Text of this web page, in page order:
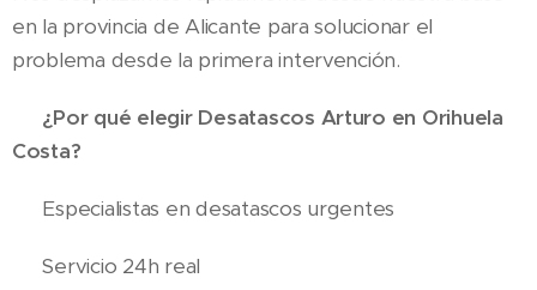
en la provincia de Alicante para solucionar el
problema desde la primera intervención.
⭐ ¿Por qué elegir Desatascos Arturo en Orihuela
Costa?
✔️ Especialistas en desatascos urgentes
✔️ Servicio 24h real